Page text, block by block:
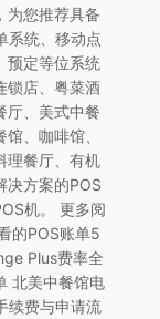
为您推荐具备
系统、移动点
预定等位系统
锁店、粤菜酒
厅、美式中餐
、咖啡馆、
理餐厅、有机
决方案的POS
机。 更多阅
的POS账单5
Plus费率全
北美中餐馆电
续费与申请流